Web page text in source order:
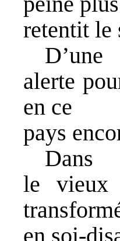
retentit le
D’une
alerte
en ce
pays
Dans
le
en soi-